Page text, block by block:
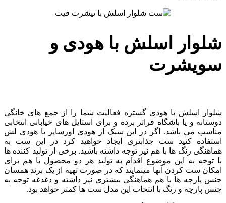
شلوار اسلش با هودی و
سویشرت
شلوار اسلش با هودی گستره فعالیت شما را از جمع های خانگی
دوستانه و یا باشگاه فراتر برده و برای استایل های خیابانی انتخابی
مناسب می باشد. اگر در این سبک از هودی اورسایز یا هودی لش
استفاده کنید ست جذابتری ایجاد خواهید کرد در این ست به
هماهنگی رنگ ها با هم نیز توجه داشته باشید. برخی از تولید کننده ها
با توجه به این موضوع اقدام به تولید هر دو محصول با هم برای
امکان ست کردن آنها مینمایند که در صورت تهیه از یک برند همسان
جنس پارچه ها با هم هماهنگی بیشتری نیز داشته و دغدغه توجه به
جنس پارچه و رنگ با انتخاب این مدل ست ها کمتر خواهد بود.